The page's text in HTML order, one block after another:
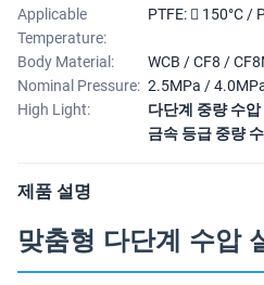
Applicable
Temperature:
PTFE:  150°C /
Body Material:
WCB / CF8 /
Nominal Pressure: 2.5MPa /
High Light:
다단계 중량 수압
금속 등급 중량
제품 설명
맞춤형 다단계 수압